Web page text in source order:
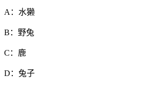
A：水獭
B：野兔
C：鹿
D：兔子